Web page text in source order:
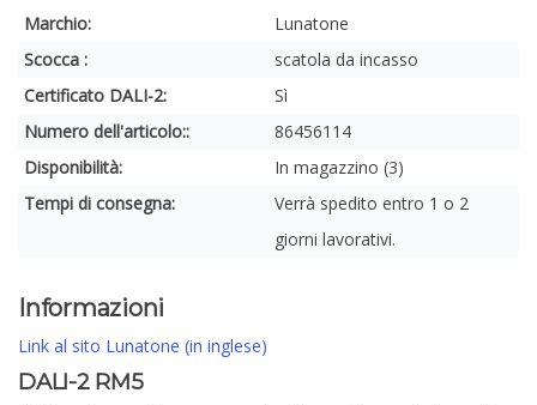
Marchio:
Lunatone
Scocca :
scatola da incasso
Certificato DALI-2:
Sì
Numero dell'articolo::
86456114
Disponibilità:
In magazzino (3)
Tempi di consegna:
Verrà spedito entro 1 o 2
giorni lavorativi.
Informazioni
Link al sito Lunatone (in inglese)
DALI-2 RM5